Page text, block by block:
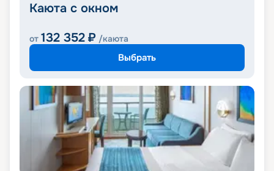
Каюта с окном
от 132 352 ₽ /каюта
Выбрать